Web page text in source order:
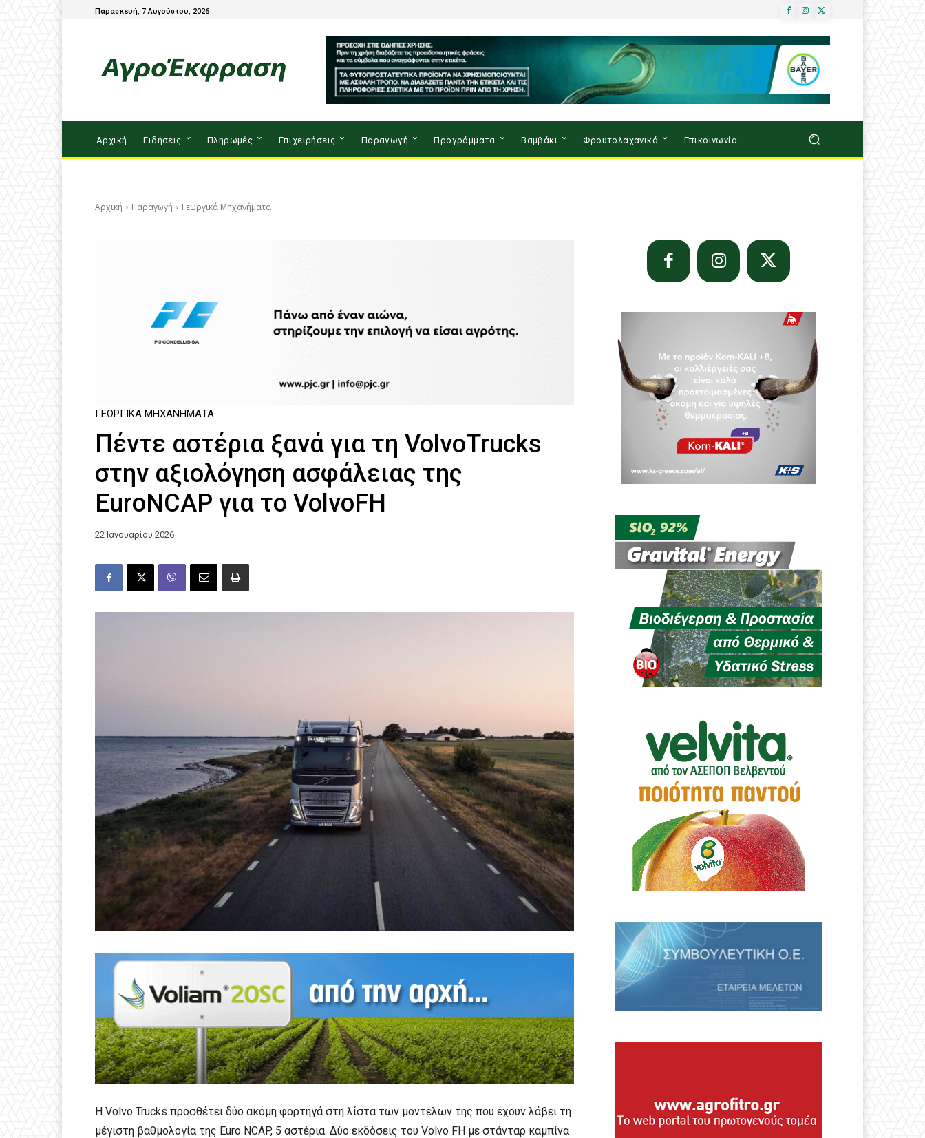
Παρασκευή, 7 Αυγούστου, 2026
Αρχική Ειδήσεις Πληρωμές Επιχειρήσεις Παραγωγή Προγράμματα Βαμβάκι Φρουτολαχανικά Επικοινωνία
Αρχική Παραγωγή Γεωργικά Μηχανήματα
ΓΕΩΡΓΙΚΆ ΜΗΧΑΝΉΜΑΤΑ
Πέντε αστέρια ξανά για τη VolvoTrucks
στην αξιολόγηση ασφάλειας της
EuroNCAP για το VolvoFH
22 Ιανουαρίου 2026
Η Volvo Trucks προσθέτει δύο ακόμη φορτηγά στη λίστα των μοντέλων της που έχουν λάβει τη
μέγιστη βαθμολογία της Euro NCAP, 5 αστέρια. Δύο εκδόσεις του Volvo FH με στάνταρ καμπίνα